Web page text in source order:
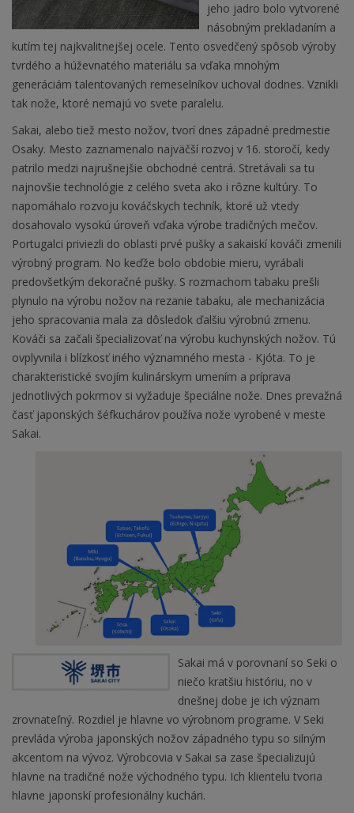
jeho jadro bolo vytvorené
násobným prekladaním a
kutím tej najkvalitnejšej ocele. Tento osvedčený spôsob výroby
tvrdého a húževnatého materiálu sa vďaka mnohým
generáciám talentovaných remeselníkov uchoval dodnes. Vznikli
tak nože, ktoré nemajú vo svete paralelu.
Sakai, alebo tiež mesto nožov, tvorí dnes západné predmestie
Osaky. Mesto zaznamenalo najväčší rozvoj v 16. storočí, kedy
patrilo medzi najrušnejšie obchodné centrá. Stretávali sa tu
najnovšie technológie z celého sveta ako i rôzne kultúry. To
napomáhalo rozvoju kováčskych techník, ktoré už vtedy
dosahovalo vysokú úroveň vďaka výrobe tradičných mečov.
Portugalci priviezli do oblasti prvé pušky a sakaiskí kováči zmenili
výrobný program. No keďže bolo obdobie mieru, vyrábali
predovšetkým dekoračné pušky. S rozmachom tabaku prešli
plynulo na výrobu nožov na rezanie tabaku, ale mechanizácia
jeho spracovania mala za dôsledok ďalšiu výrobnú zmenu.
Kováči sa začali špecializovať na výrobu kuchynských nožov. Tú
ovplyvnila i blízkosť iného významného mesta - Kjóta. To je
charakteristické svojím kulinárskym umením a príprava
jednotlivých pokrmov si vyžaduje špeciálne nože. Dnes prevažná
časť japonských šéfkuchárov používa nože vyrobené v meste
Sakai.
Sakai má v porovnaní so Seki o
niečo kratšiu históriu, no v
dnešnej dobe je ich význam
zrovnateľný. Rozdiel je hlavne vo výrobnom programe. V Seki
prevláda výroba japonských nožov západného typu so silným
akcentom na vývoz. Výrobcovia v Sakai sa zase špecializujú
hlavne na tradičné nože východného typu. Ich klientelu tvoria
hlavne japonskí profesionálny kuchári.